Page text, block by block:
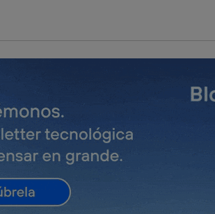
por lo que cualquier persona que
(p. ej., Wi-Fi), el marketing o análisis se
más personalizado, ya que se basará
del móvil.
“Administrar Utiq” en la parte
de privacidad de Utiq (“consenthub”)
privacidad de Utiq.